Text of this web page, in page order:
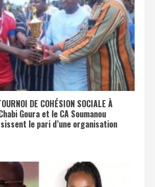
DE COHÉSION SOCIALE À
Goura et le CA Soumanou
le pari d’une organisation